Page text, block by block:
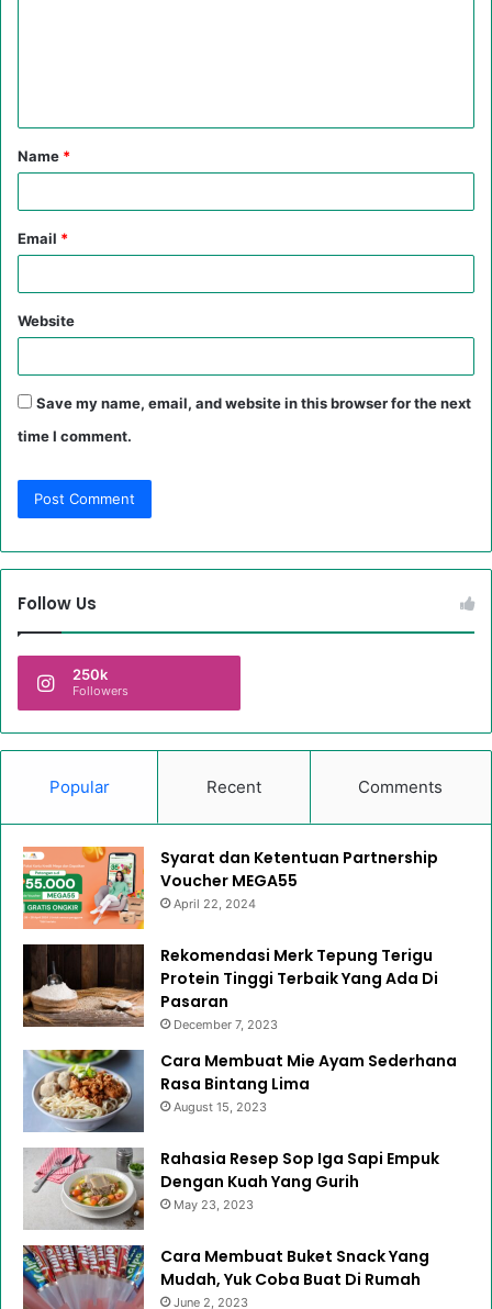
t
*
Name *
Email *
Website
Save my name, email, and website in this browser for the next
time I comment.
Follow Us
250k
Followers
Popular Recent Comments
Syarat dan Ketentuan Partnership
Voucher MEGA55
April 22, 2024
Rekomendasi Merk Tepung Terigu
Protein Tinggi Terbaik Yang Ada Di
Pasaran
December 7, 2023
Cara Membuat Mie Ayam Sederhana
Rasa Bintang Lima
August 15, 2023
Rahasia Resep Sop Iga Sapi Empuk
Dengan Kuah Yang Gurih
May 23, 2023
Cara Membuat Buket Snack Yang
Mudah, Yuk Coba Buat Di Rumah
June 2, 2023